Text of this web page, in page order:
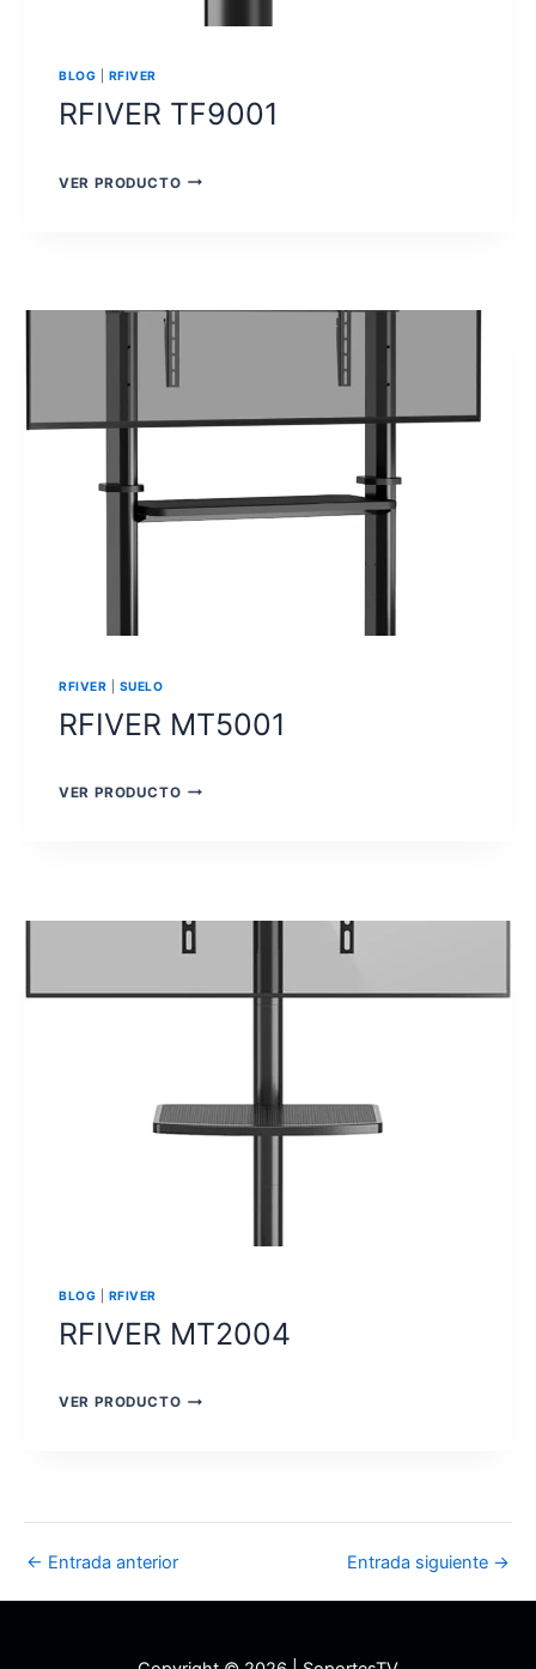
BLOG RFIVER
RFIVER TF9001
VER PRODUCTORFIVER
RFIVER SUELO
RFIVER MT5001
VER PRODUCTORFIVER
BLOG RFIVER
RFIVER MT2004
VER PRODUCTORFIVER
Navegación
← Entrada anterior Entrada siguiente →